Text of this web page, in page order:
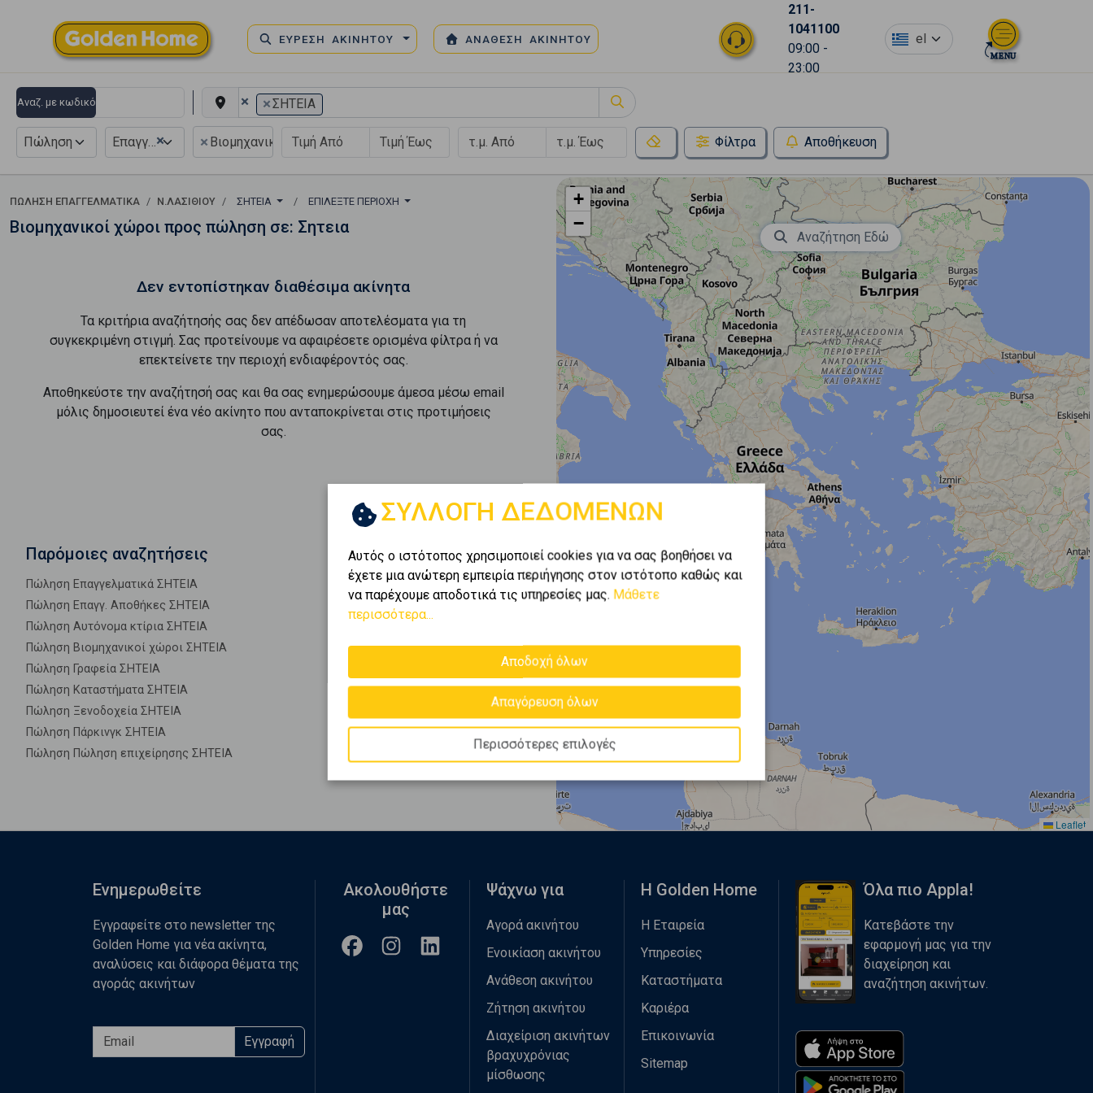
ΕΥΡΕΣΗ ΑΚΙΝΗΤΟΥ ΑΝΑΘΕΣΗ ΑΚΙΝΗΤΟΥ
211-
1041100
09:00 -
23:00
el
Αναζ. με κωδικό × ×ΣΗΤΕΙΑ
Πώληση ×
Επαγγελματικό × Βιομηχανικός - Βιοτεχνικός Χώρος Φίλτρα Αποθήκευση
ΠΏΛΗΣΗ ΕΠΑΓΓΕΛΜΑΤΙΚΆ Ν.ΛΑΣΙΘΙΟΥ ΣΗΤΕΙΑ ΕΠΙΛΈΞΤΕ ΠΕΡΙΟΧΉ
Βιομηχανικοί χώροι προς πώληση σε: Σητεια
Δεν εντοπίστηκαν διαθέσιμα ακίνητα
Τα κριτήρια αναζήτησής σας δεν απέδωσαν αποτελέσματα για τη
συγκεκριμένη στιγμή. Σας προτείνουμε να αφαιρέσετε ορισμένα φίλτρα ή να
επεκτείνετε την περιοχή ενδιαφέροντός σας.
Αποθηκεύστε την αναζήτησή σας και θα σας ενημερώσουμε άμεσα μέσω email
μόλις δημοσιευτεί ένα νέο ακίνητο που ανταποκρίνεται στις προτιμήσεις
σας.
Παρόμοιες αναζητήσεις
Πώληση Επαγγελματικά ΣΗΤΕΙΑ
Πώληση Επαγγ. Αποθήκες ΣΗΤΕΙΑ
Πώληση Αυτόνομα κτίρια ΣΗΤΕΙΑ
Πώληση Βιομηχανικοί χώροι ΣΗΤΕΙΑ
Πώληση Γραφεία ΣΗΤΕΙΑ
Πώληση Καταστήματα ΣΗΤΕΙΑ
Πώληση Ξενοδοχεία ΣΗΤΕΙΑ
Πώληση Πάρκινγκ ΣΗΤΕΙΑ
Πώληση Πώληση επιχείρησης ΣΗΤΕΙΑ
+
−
Leaflet
Αναζήτηση Εδώ
ΣΥΛΛΟΓΗ ΔΕΔΟΜΕΝΩΝ
Αυτός ο ιστότοπος χρησιμοποιεί cookies για να σας βοηθήσει να
έχετε μια ανώτερη εμπειρία περιήγησης στον ιστότοπο καθώς και
να παρέχουμε αποδοτικά τις υπηρεσίες μας. Μάθετε
περισσότερα...
Αποδοχή όλων
Απαγόρευση όλων
Περισσότερες επιλογές
Ενημερωθείτε
Εγγραφείτε στο newsletter της
Golden Home για νέα ακίνητα,
αναλύσεις και διάφορα θέματα της
αγοράς ακινήτων
Εγγραφή
Ακολουθήστε
μας
Ψάχνω για
Αγορά ακινήτου
Ενοικίαση ακινήτου
Ανάθεση ακινήτου
Ζήτηση ακινήτου
Διαχείριση ακινήτων
βραχυχρόνιας
μίσθωσης
Η Golden Home
Η Εταιρεία
Υπηρεσίες
Καταστήματα
Καριέρα
Επικοινωνία
Sitemap
Όλα πιο Appla!
Κατεβάστε την
εφαρμογή μας για την
διαχείρηση και
αναζήτηση ακινήτων.